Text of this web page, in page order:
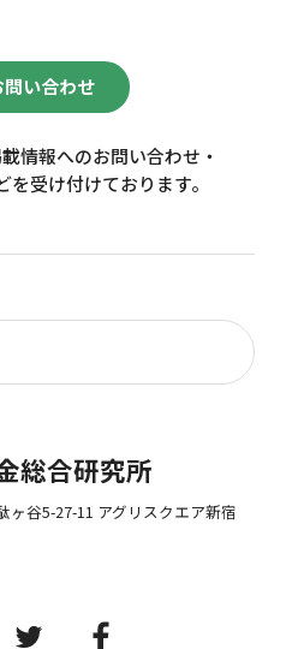
問い合わせ
情報へのお問い合わせ・
を受け付けております。
総合研究所
ヶ谷5-27-11 アグリスクエア新宿